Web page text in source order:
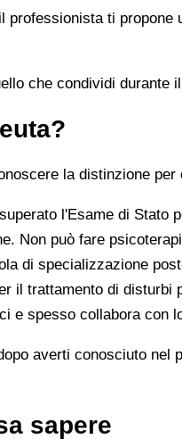
professionista ti
che condividi durante
la distinzione
l'Esame di Stato
Non può fare
di specializzazione
il trattamento di disturbi
spesso collabora con
averti conosciuto
sapere